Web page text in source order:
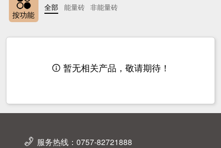
按功能
全部 能量砖 非能量砖
 暂无相关产品，敬请期待！
服务热线：0757-82721888